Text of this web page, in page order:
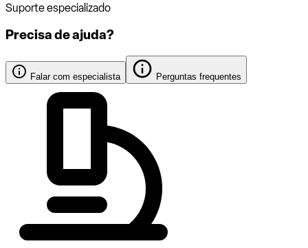
Suporte especializado
Precisa de ajuda?
Falar com especialista Perguntas frequentes